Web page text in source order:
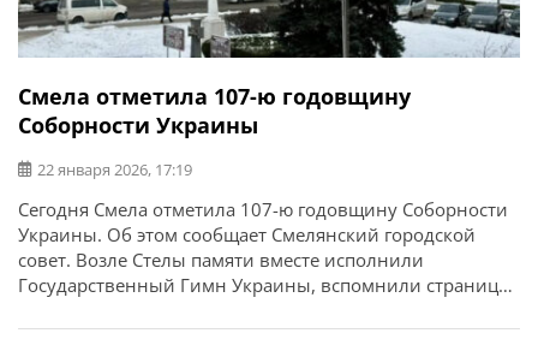
Смела отметила 107-ю годовщину
Соборности Украины
22 января 2026, 17:19
Сегодня Смела отметила 107-ю годовщину Соборности
Украины. Об этом сообщает Смелянский городской
совет. Возле Стелы памяти вместе исполнили
Государственный Гимн Украины, вспомнили страницы
бороться за независимость нашего государства, и